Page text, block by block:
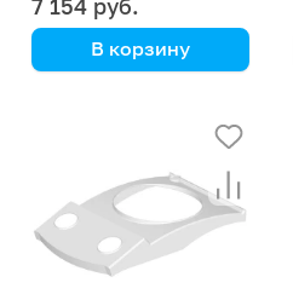
мешалок
7 154 руб.
В корзину